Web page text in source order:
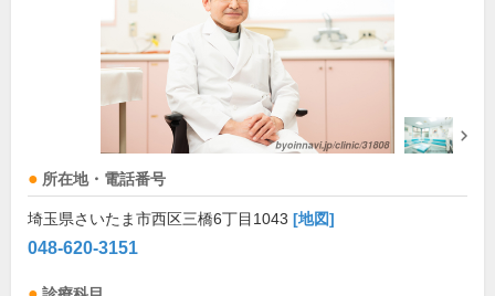
所在地・電話番号
埼玉県さいたま市西区三橋6丁目1043 [地図]
048-620-3151